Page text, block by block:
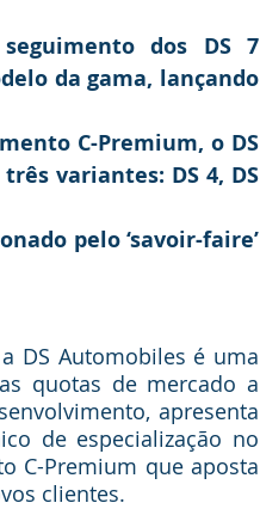
dos DS 7
da gama, lançando
C-Premium, o DS
variantes: DS 4, DS
pelo ‘savoir-faire’
DS Automobiles é uma
quotas de mercado a
apresenta
de especialização no
C-Premium que aposta
clientes.